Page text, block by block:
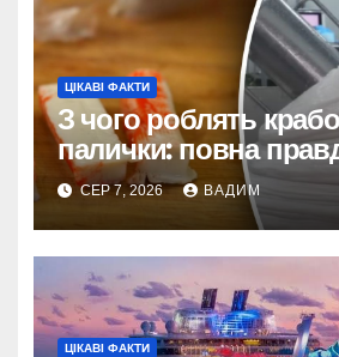
ЦІКАВІ ФАКТИ
З чого роблять
палички: повна
склад і виробництво
СЕР 7, 2026 ВАДИМ
ЦІКАВІ ФАКТИ